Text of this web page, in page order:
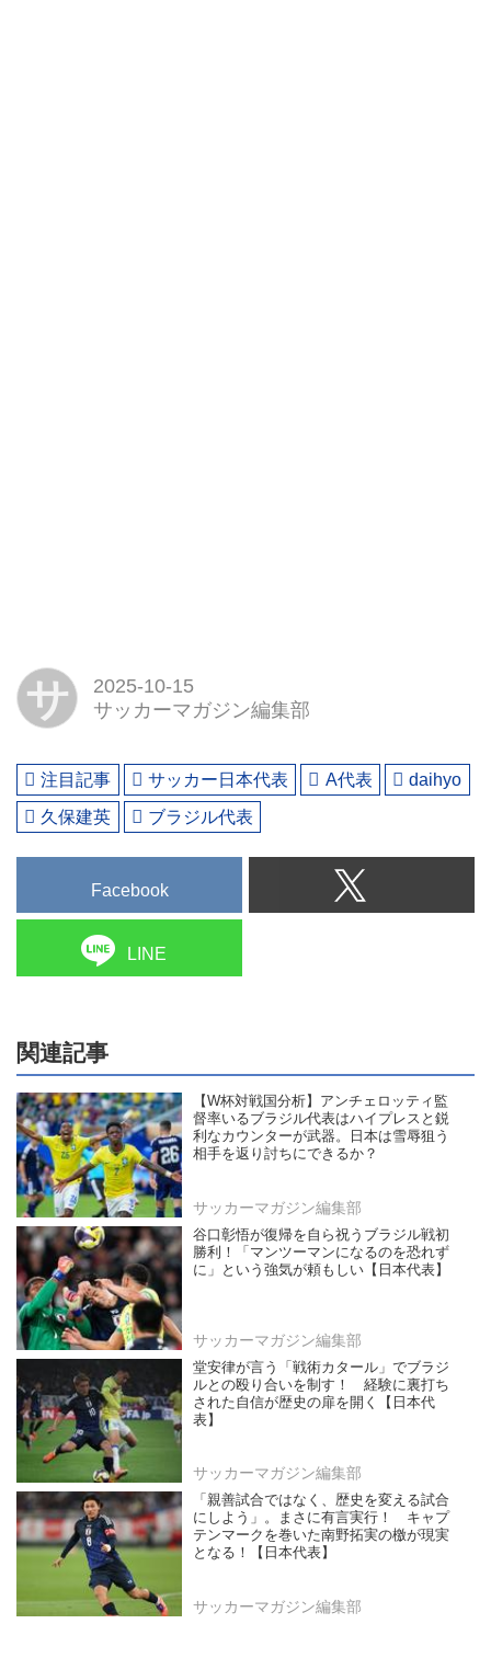
サ
2025-10-15
サッカーマガジン編集部
注目記事 サッカー日本代表 A代表
daihyo
久保建英
ブラジル代表
Facebook
LINE
関連記事
【W杯対戦国分析】アンチェロッティ監
督率いるブラジル代表はハイプレスと鋭
利なカウンターが武器。日本は雪辱狙う
相手を返り討ちにできるか？
サッカーマガジン編集部
谷口彰悟が復帰を自ら祝うブラジル戦初
勝利！「マンツーマンになるのを恐れず
に」という強気が頼もしい【日本代表】
サッカーマガジン編集部
堂安律が言う「戦術カタール」でブラジ
ルとの殴り合いを制す！ 経験に裏打ち
された自信が歴史の扉を開く【日本代
表】
サッカーマガジン編集部
「親善試合ではなく、歴史を変える試合
にしよう」。まさに有言実行！ キャプ
テンマークを巻いた南野拓実の檄が現実
となる！【日本代表】
サッカーマガジン編集部